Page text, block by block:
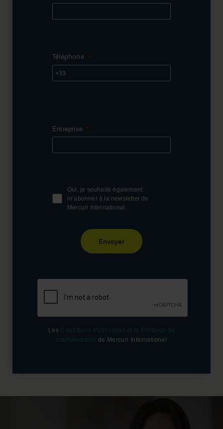
Téléphone
+33
Entreprise
Oui, je souhaite également
m’abonner à la newsletter de
Mercuri International.
Envoyer
Les Conditions d'utilisation et la Politique de
confidentialité de Mercuri International